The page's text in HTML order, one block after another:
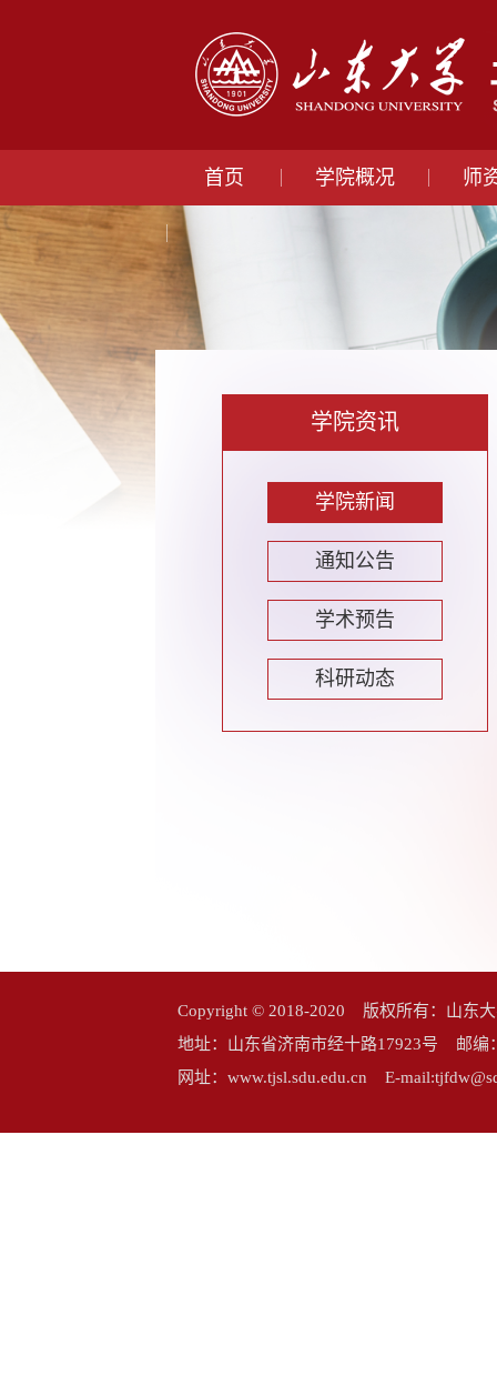
首页 学院概况 师
学院资讯
学院新闻
通知公告
学术预告
科研动态
Copyright © 2018-2020 版权所有：山东
地址：山东省济南市经十路17923号 邮
网址：www.tjsl.sdu.edu.cn E-